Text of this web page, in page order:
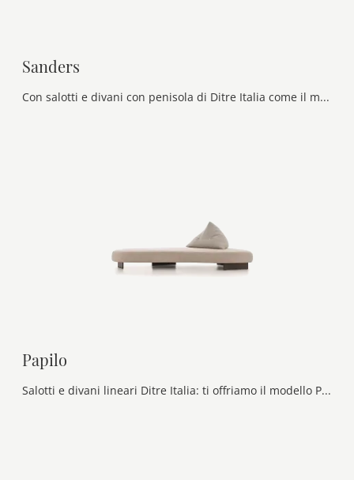
Sanders
Con salotti e divani con penisola di Ditre Italia come il modello Sanders in tessuto, potrai completare il tuo progetto d'arredo.
Papilo
Salotti e divani lineari Ditre Italia: ti offriamo il modello Papilo in tessuto per completare la zona giorno.